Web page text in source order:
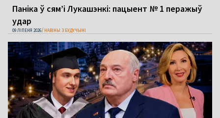
Паніка ў сям’і Лукашэнкі: пацыент № 1 перажыў
удар
09 ЛІПЕНЯ 2026 НАВІНЫ З БУДУЧЫНІ